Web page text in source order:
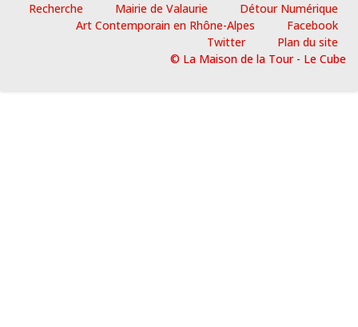
Recherche Mairie de Valaurie
Détour Numérique
Art Contemporain en Rhône-Alpes
Facebook
Twitter
Plan du site
© La Maison de la Tour - Le Cube